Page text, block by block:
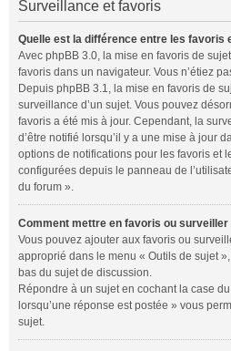
Surveillance et favoris
Quelle est la différence entre les favoris
Avec phpBB 3.0, la mise en favoris de
favoris dans un navigateur. Vous n’étiez
Depuis phpBB 3.1, la mise en favoris de
surveillance d’un sujet. Vous pouvez
favoris a été mis à jour. Cependant, la
d’être notifié lorsqu’il y a une mise à jour
options de notifications pour les favoris et
configurées depuis le panneau de
du forum ».
Comment mettre en favoris ou surveiller
Vous pouvez ajouter aux favoris ou
approprié dans le menu « Outils de sujet
bas du sujet de discussion.
Répondre à un sujet en cochant la case
lorsqu’une réponse est postée » vous
sujet.